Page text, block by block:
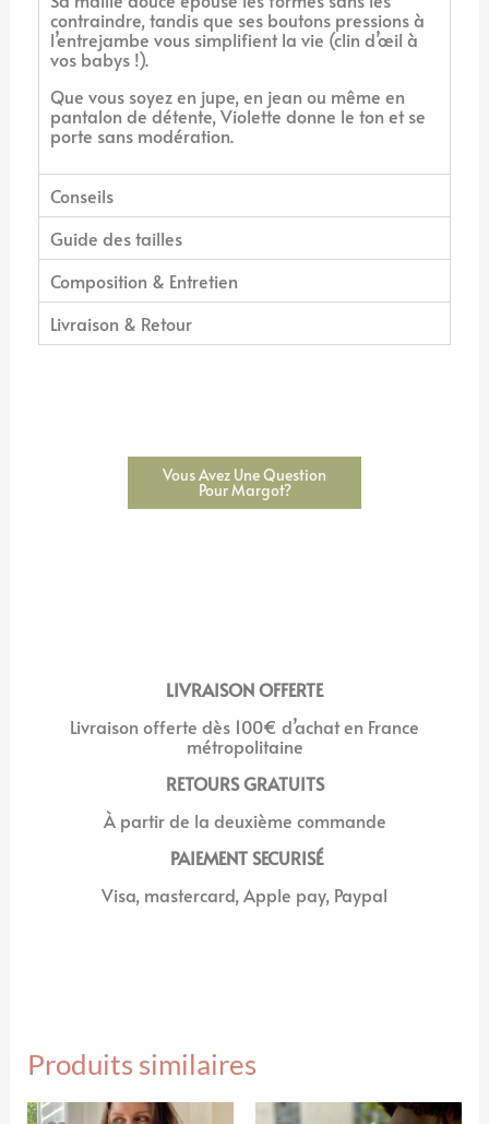
contraindre, tandis que ses boutons pressions à
l’entrejambe vous simplifient la vie (clin d’œil à
vos babys !).
Que vous soyez en jupe, en jean ou même en
pantalon de détente, Violette donne le ton et se
porte sans modération.
Conseils
Guide des tailles
Composition & Entretien
Livraison & Retour
Vous Avez Une Question
Pour Margot?
LIVRAISON OFFERTE
Livraison offerte dès 100€ d’achat en France
métropolitaine
RETOURS GRATUITS
À partir de la deuxième commande
PAIEMENT SECURISÉ
Visa, mastercard, Apple pay, Paypal
Produits similaires